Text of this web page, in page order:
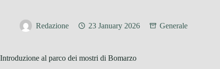
Redazione 23 January 2026 Generale
Introduzione al parco dei mostri di Bomarzo